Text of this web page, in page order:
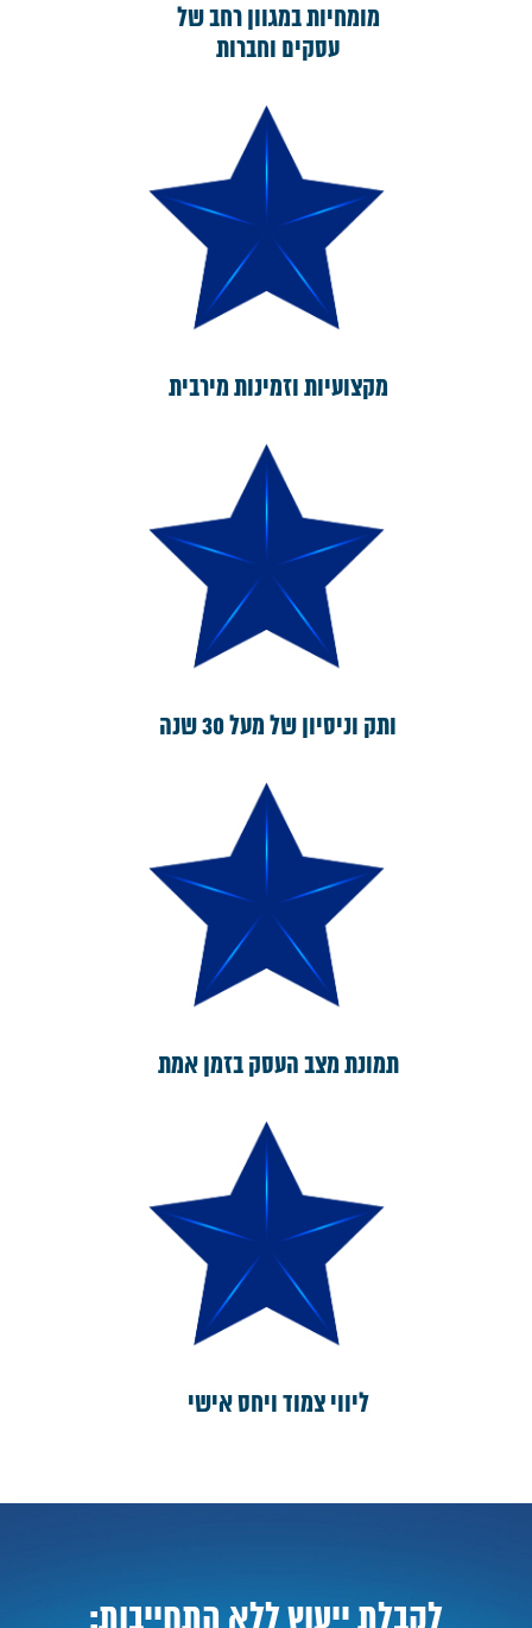
ליווי צמוד ויחס אישי
תמונת מצב העסק בזמן אמת
ותק וניסיון של מעל 30 שנה
מקצועיות וזמינות מירבית
מומחיות במגוון רחב של
עסקים וחברות